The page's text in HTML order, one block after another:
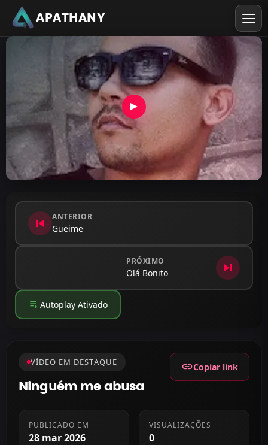
APATHANY
skip_previous ANTERIOR
Gueime
PRÓXIMO
Olá Bonito skip_next
playlist_play Autoplay Ativado
VÍDEO EM DESTAQUE
Ninguém me abusa
linkCopiar link
PUBLICADO EM
28 mar 2026
VISUALIZAÇÕES
0